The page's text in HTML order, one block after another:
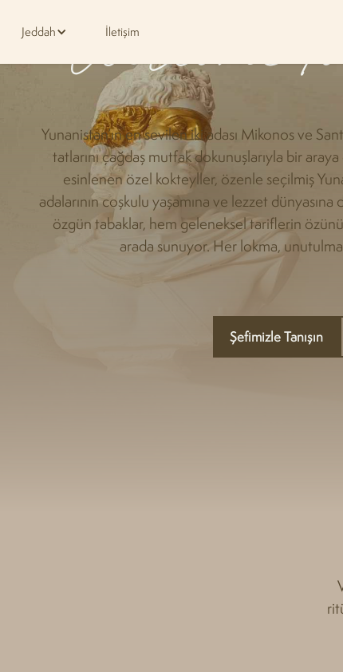
Jeddah İletişim
Welcome
Yunanistan’ın en sevilen iki adası Mikonos ve
tatlarını çağdaş mutfak dokunuşlarıyla bir
esinlenen özel kokteyller, özenle seçilmiş
adalarının coşkulu yaşamına ve lezzet
özgün tabaklar, hem geleneksel tariflerin
arada sunuyor. Her lokma,
Şefimizle Tanışın